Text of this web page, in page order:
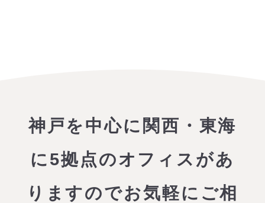
神戸を中心に関西・東海
に5拠点のオフィスがあ
りますのでお気軽にご相